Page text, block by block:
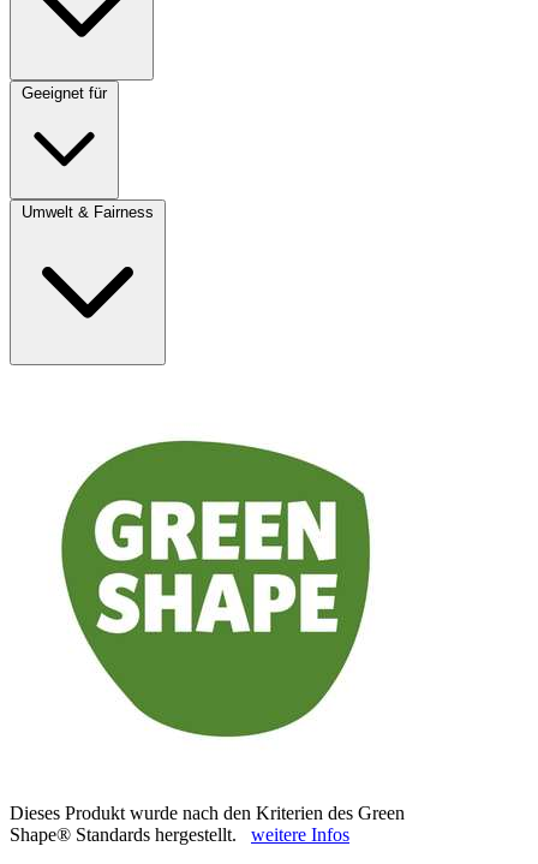
Geeignet für
Umwelt & Fairness
Dieses Produkt wurde nach den Kriterien des Green
Shape® Standards hergestellt. weitere Infos